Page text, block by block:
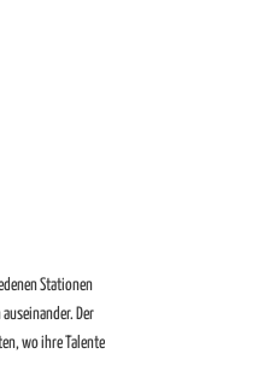
Stationen
Der
wo ihre Talente